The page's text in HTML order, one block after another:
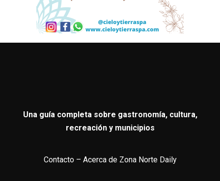
Una guía completa sobre gastronomía, cultura,
recreación y municipios
Contacto– Acerca de Zona Norte Daily